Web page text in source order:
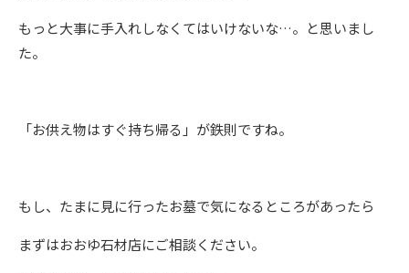
もっと大事に手入れしなくてはいけないな…。と思いまし
た。
「お供え物はすぐ持ち帰る」が鉄則ですね。
もし、たまに見に行ったお墓で気になるところがあったら
まずはおおゆ石材店にご相談ください。